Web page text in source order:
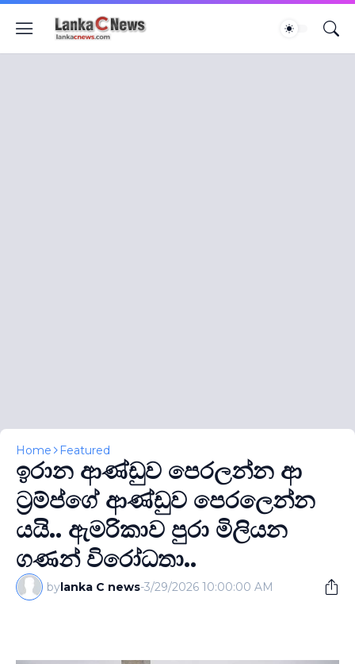
Home Featured
ඉරාන ආණ්ඩුව පෙරලන්න ආ
ට‍්‍රම්ප්ගේ ආණ්ඩුව පෙරලෙන්න
යයි.. ඇමරිකාව පුරා මිලියන
ගණන් විරෝධතා..
bylanka C news-3/29/2026 10:00:00 AM